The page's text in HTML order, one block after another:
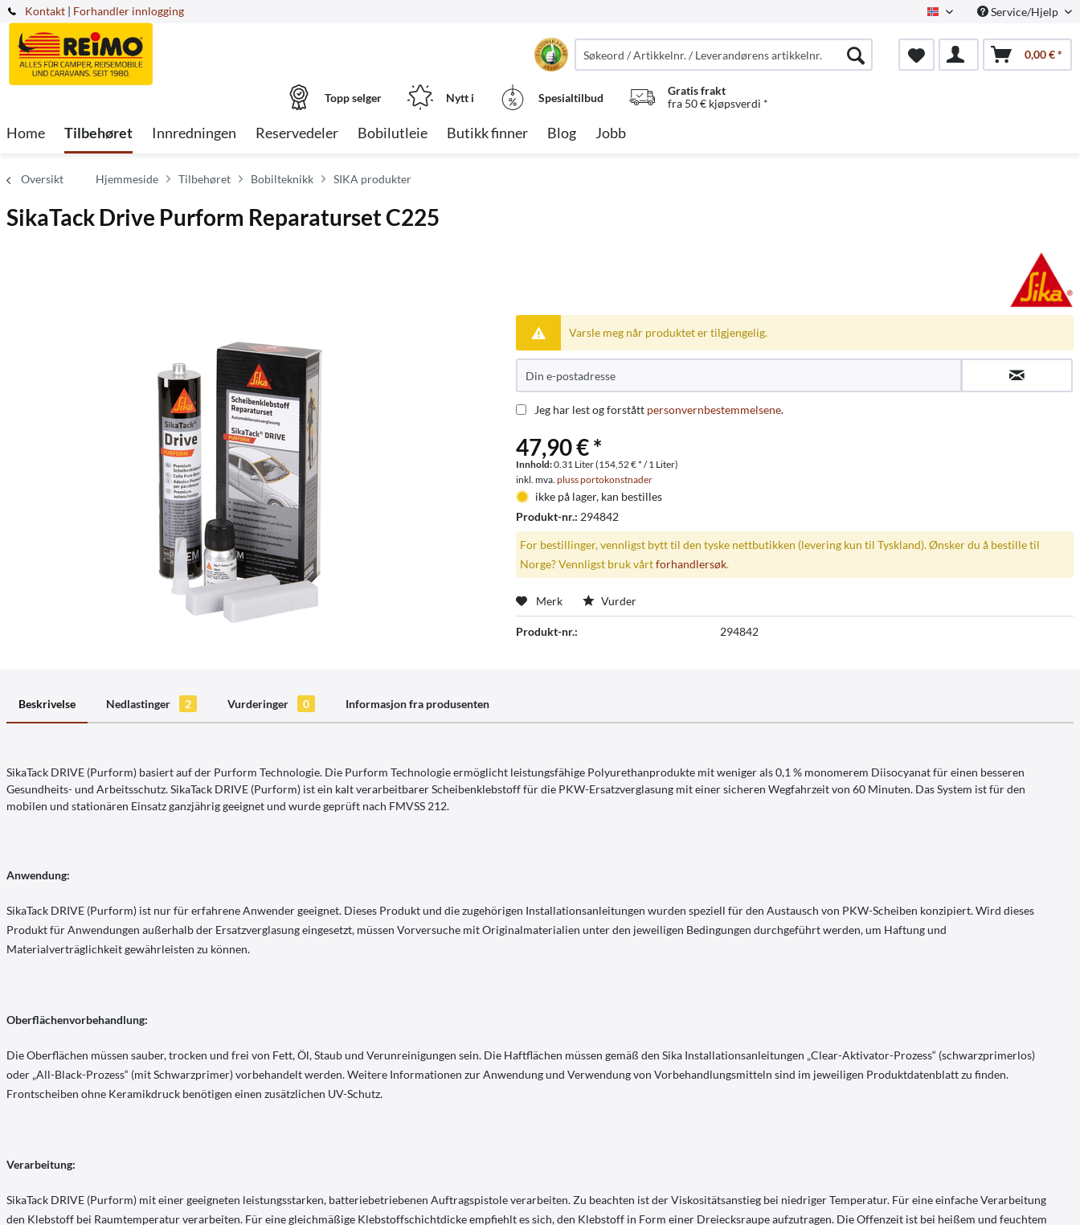
Kontakt NorwegianService/Hjelp
| Forhandler innlogging
0,00 € *
Topp selger Nytt i Spesialtilbud
Gratis frakt
fra 50 € kjøpsverdi *
Home Tilbehøret Innredningen Reservedeler Bobilutleie Butikk finner Blog Jobb
Oversikt Hjemmeside Tilbehøret Bobilteknikk SIKA produkter
SikaTack Drive Purform Reparaturset C225
Varsle meg når produktet er tilgjengelig.
Jeg har lest og forstått personvernbestemmelsene.
47,90 € *
Innhold:0.31 Liter (154,52 € * / 1 Liter)
inkl. mva.pluss portokonstnader
ikke på lager, kan bestilles
Produkt-nr.: 294842
For bestillinger, vennligst bytt til den tyske nettbutikken (levering kun til Tyskland). Ønsker du å bestille til
Norge? Vennligst bruk vårtforhandlersøk.
Merk Vurder
Produkt-nr.: 294842
Beskrivelse Nedlastinger 2 Vurderinger 0 Informasjon fra produsenten
SikaTack DRIVE (Purform) basiert auf der Purform Technologie. Die Purform Technologie ermöglicht leistungsfähige Polyurethanprodukte mit weniger als 0,1 % monomerem Diisocyanat für einen besseren
Gesundheits- und Arbeitsschutz. SikaTack DRIVE (Purform) ist ein kalt verarbeitbarer Scheibenklebstoff für die PKW-Ersatzverglasung mit einer sicheren Wegfahrzeit von 60 Minuten. Das System ist für den
mobilen und stationären Einsatz ganzjährig geeignet und wurde geprüft nach FMVSS 212.
Anwendung:
SikaTack DRIVE (Purform) ist nur für erfahrene Anwender geeignet. Dieses Produkt und die zugehörigen Installationsanleitungen wurden speziell für den Austausch von PKW-Scheiben konzipiert. Wird dieses
Produkt für Anwendungen außerhalb der Ersatzverglasung eingesetzt, müssen Vorversuche mit Originalmaterialien unter den jeweiligen Bedingungen durchgeführt werden, um Haftung und
Materialverträglichkeit gewährleisten zu können.
Oberflächenvorbehandlung:
Die Oberflächen müssen sauber, trocken und frei von Fett, Öl, Staub und Verunreinigungen sein. Die Haftflächen müssen gemäß den Sika Installationsanleitungen „Clear-Aktivator-Prozess“ (schwarzprimerlos)
oder „All-Black-Prozess“ (mit Schwarzprimer) vorbehandelt werden. Weitere Informationen zur Anwendung und Verwendung von Vorbehandlungsmitteln sind im jeweiligen Produktdatenblatt zu finden.
Frontscheiben ohne Keramikdruck benötigen einen zusätzlichen UV-Schutz.
Verarbeitung:
SikaTack DRIVE (Purform) mit einer geeigneten leistungsstarken, batteriebetriebenen Auftragspistole verarbeiten. Zu beachten ist der Viskositätsanstieg bei niedriger Temperatur. Für eine einfache Verarbeitung
den Klebstoff bei Raumtemperatur verarbeiten. Für eine gleichmäßige Klebstoffschichtdicke empfiehlt es sich, den Klebstoff in Form einer Dreiecksraupe aufzutragen. Die Offenzeit ist bei heißem und feuchtem